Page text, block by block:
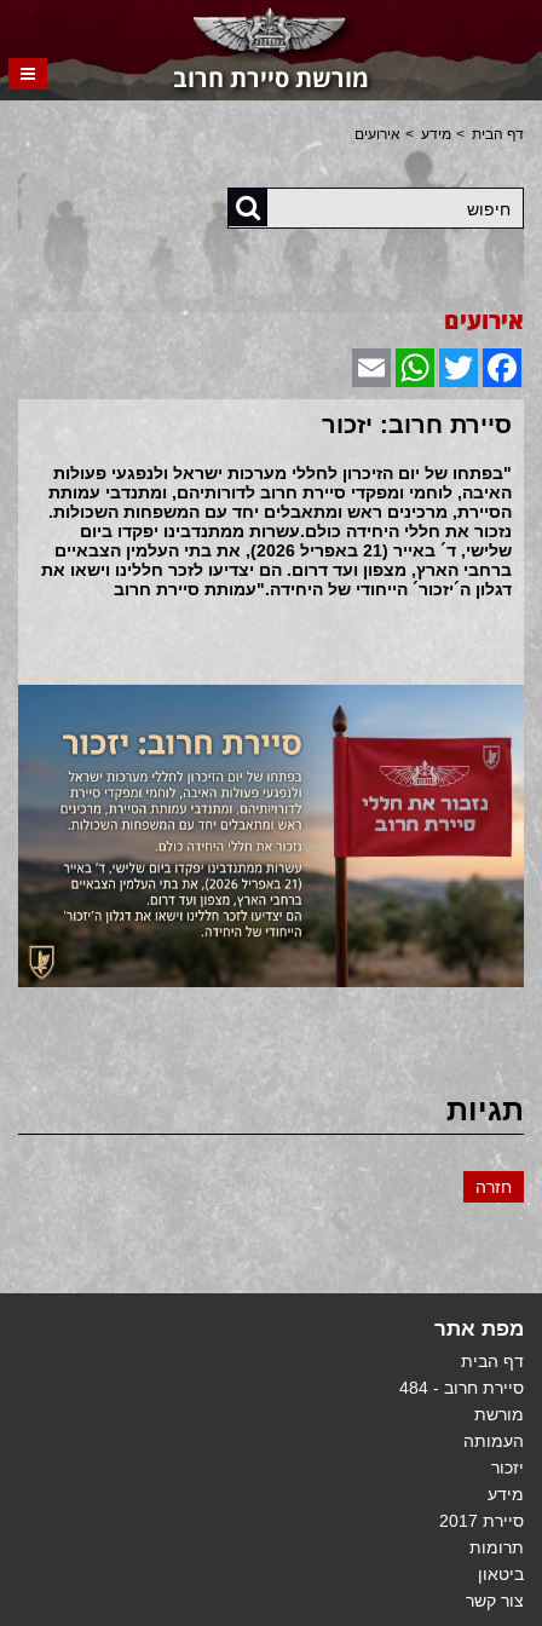
מורשת סיירת חרוב
דף הבית מידע אירועים
חיפוש
אירועים
תגיות
חזרה
Facebook
Twitter
WhatsApp
Email
סיירת חרוב: יזכור
"בפתחו של יום הזיכרון לחללי מערכות ישראל ולנפגעי פעולות
האיבה, לוחמי ומפקדי סיירת חרוב לדורותיהם, ומתנדבי עמותת
הסיירת, מרכינים ראש ומתאבלים יחד עם המשפחות השכולות.
נזכור את חללי היחידה כולם.עשרות ממתנדבינו יפקדו ביום
שלישי, ד´ באייר (21 באפריל 2026), את בתי העלמין הצבאיים
ברחבי הארץ, מצפון ועד דרום. הם יצדיעו לזכר חללינו וישאו את
דגלון ה´יזכור´ הייחודי של היחידה."עמותת סיירת חרוב
מפת אתר
דף הבית
סיירת חרוב - 484
מורשת
העמותה
יזכור
מידע
סיירת 2017
תרומות
ביטאון
צור קשר